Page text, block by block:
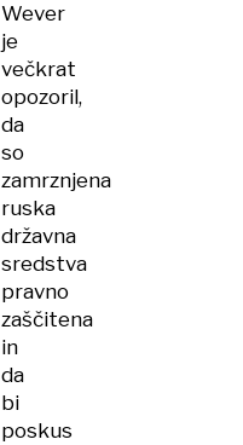
plačajmo
Wever
je
večkrat
opozoril,
da
so
zamrznjena
ruska
državna
sredstva
pravno
zaščitena
in
da
bi
poskus